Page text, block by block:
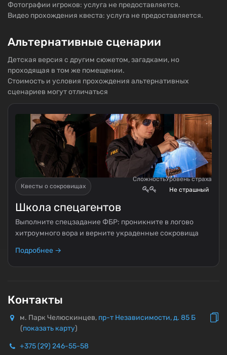
Фотографии игроков: услуга не предоставляется.
Видео прохождения квеста: услуга не предоставляется.
Альтернативные сценарии
Детская версия с другим сюжетом, загадками, но
проходящая в том же помещении.
Стоимость и условия прохождения альтернативных
сценариев могут отличаться
Квесты о сокровищах
СложностьУровень страха
Не страшный
Школа спецагентов
Выполните спецзадание ФБР: проникните в логово
хитроумного вора и верните украденные сокровища
Подробнее →
Контакты
м. Парк Челюскинцев, пр-т Независимости, д. 85 Б
(показать карту)
+375 (29) 246-55-58